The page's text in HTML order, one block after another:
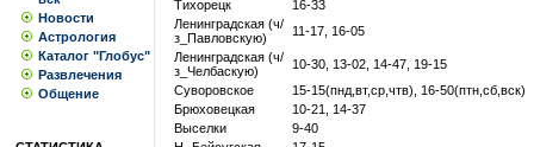
Новости
Астрология
Каталог "Глобус"
Развлечения
Общение
Тихорецк
16-33
Ленинградская (ч/
з_Павловскую)
11-17, 16-05
Ленинградская (ч/
з_Челбаскую)
10-30, 13-02, 14-47, 19-15
Суворовское
15-15(пнд,вт,ср,чтв), 16-50(птн,сб,вск)
Брюховецкая
10-21, 14-37
Выселки
9-40